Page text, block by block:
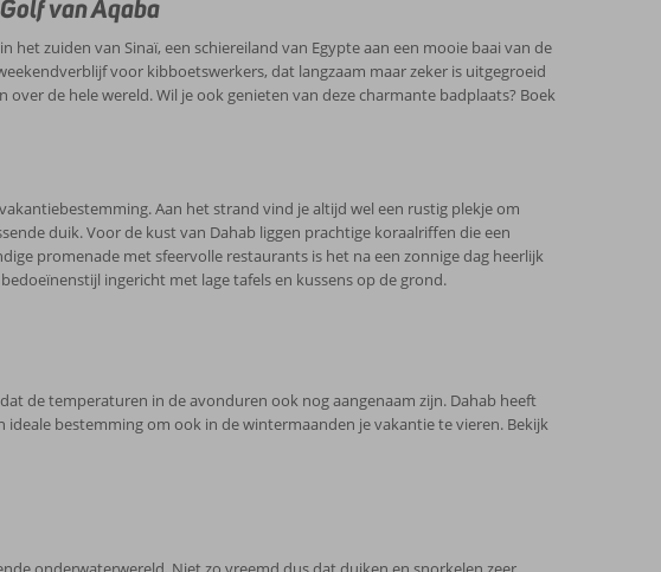
Een unieke ervaring.
Alle accommodaties worden met grote zorg gekozen om je vakantie in
andere gelet op de ligging ten opzichte van stranden, eetgelegenheden
van Aqaba
het zuiden van Sinaï, een schiereiland van Egypte aan een mooie baai van de
voor kibboetswerkers, dat langzaam maar zeker is uitgegroeid
de hele wereld. Wil je ook genieten van deze charmante badplaats? Boek
Aan het strand vind je altijd wel een rustig plekje om
duik. Voor de kust van Dahab liggen prachtige koraalriffen die een
promenade met sfeervolle restaurants is het na een zonnige dag heerlijk
ingericht met lage tafels en kussens op de grond.
de temperaturen in de avonduren ook nog aangenaam zijn. Dahab heeft
bestemming om ook in de wintermaanden je vakantie te vieren. Bekijk